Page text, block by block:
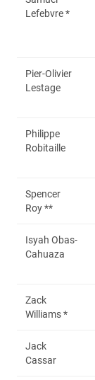
Lefebvre *
Pier-Olivier
Lestage
Philippe
Robitaille
Spencer
Roy **
Isyah Obas-
Cahuaza
Zack
Williams *
Jack
Cassar